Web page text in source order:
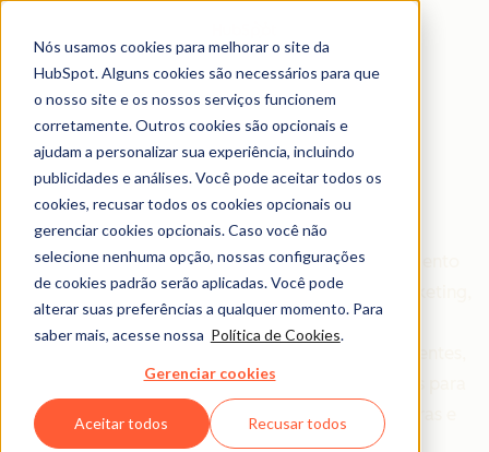
Nós usamos cookies para melhorar o site da
HubSpot. Alguns cookies são necessários para que
o nosso site e os nossos serviços funcionem
corretamente. Outros cookies são opcionais e
ajudam a personalizar sua experiência, incluindo
publicidades e análises. Você pode aceitar todos os
cookies, recusar todos os cookies opcionais ou
gerenciar cookies opcionais. Caso você não
selecione nenhuma opção, nossas configurações
de cookies padrão serão aplicadas. Você pode
alterar suas preferências a qualquer momento. Para
saber mais, acesse nossa Política de Cookies.
Gerenciar cookies
Aceitar todos Recusar todos
Aprenda. Aplique.
Cresça.
A HubSpot Academy é líder mundial em treinamento
online gratuito para profissionais de inbound marketing,
vendas e atendimento ao cliente. Nós nos
cursos sobre tópicos específicos e pequenas aulas para
profissionais que buscam crescer em suas carreiras e
negócios.